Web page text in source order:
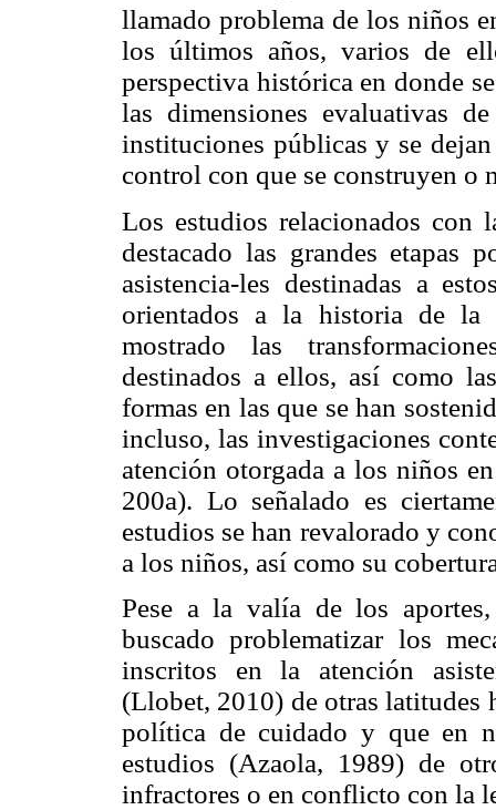
llamado problema de los niños
los últimos años, varios de
perspectiva histórica en donde
las dimensiones evaluativas
instituciones públicas y se
control con que se construyen o
Los estudios relacionados con
destacado las grandes etapas
asistencia-les destinadas a
orientados a la historia de la
mostrado las
destinados a ellos, así como
formas en las que se han
incluso, las investigaciones
atención otorgada a los niños
200a). Lo señalado es
estudios se han revalorado y
a los niños, así como su
Pese a la valía de los
buscado problematizar los
inscritos en la atención
(Llobet, 2010) de otras latitudes
política de cuidado y que en
estudios (Azaola, 1989) de
infractores o en conflicto con la